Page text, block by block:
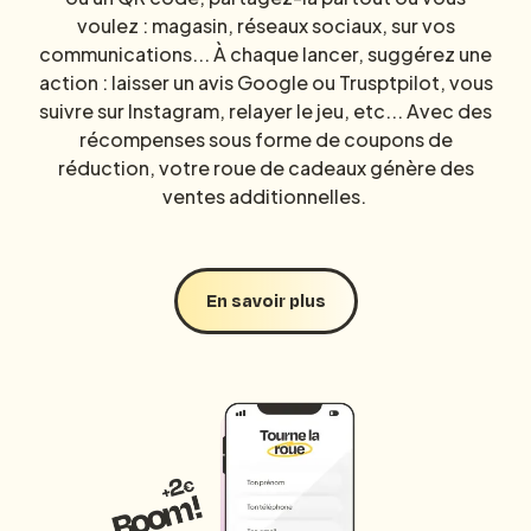
voulez : magasin, réseaux sociaux, sur vos
communications... À chaque lancer, suggérez une
action : laisser un avis Google ou Trusptpilot, vous
suivre sur Instagram, relayer le jeu, etc... Avec des
récompenses sous forme de coupons de
réduction, votre roue de cadeaux génère des
ventes additionnelles.
En savoir plus